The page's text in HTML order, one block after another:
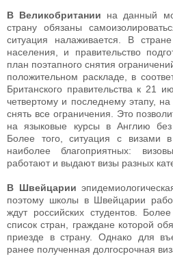
В Великобритании на данный
страну обязаны
ситуация налаживается. В
населения, и правительство
план поэтапного снятия
положительном раскладе, в
Британского правительства к 21
четвертому и последнему этапу,
снять все ограничения. Это
на языковые курсы в Англию без
Более того, ситуация с визами
наиболее благоприятных:
работают и выдают визы разных
В Швейцарии
поэтому школы в Швейцарии
ждут российских студентов.
список стран, граждане которой
приезде в страну. Однако для
ранее полученная долгосрочная